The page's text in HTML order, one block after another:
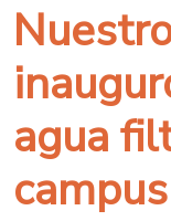
agua
campus